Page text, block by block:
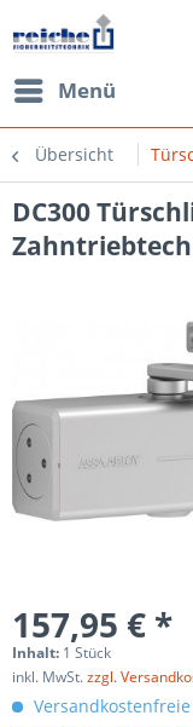
Menü
Übersicht
DC300
157,95 € *
Inhalt: 1 Stück
inkl. MwSt.zzgl.